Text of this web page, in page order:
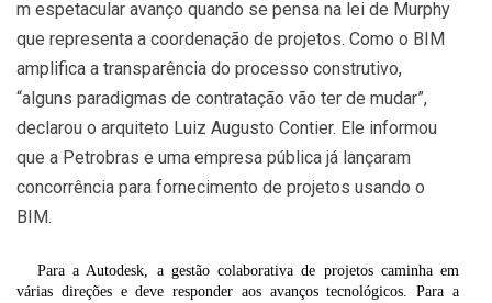
m espetacular avanço quando se pensa na lei de Murphy
que representa a coordenação de projetos. Como o BIM
amplifica a transparência do processo construtivo,
“alguns paradigmas de contratação vão ter de mudar”,
declarou o arquiteto Luiz Augusto Contier. Ele informou
que a Petrobras e uma empresa pública já lançaram
concorrência para fornecimento de projetos usando o
BIM.
Para a Autodesk, a gestão colaborativa de projetos caminha em
várias direções e deve responder aos avanços tecnológicos. Para a